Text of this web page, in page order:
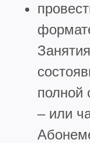
полной
– или